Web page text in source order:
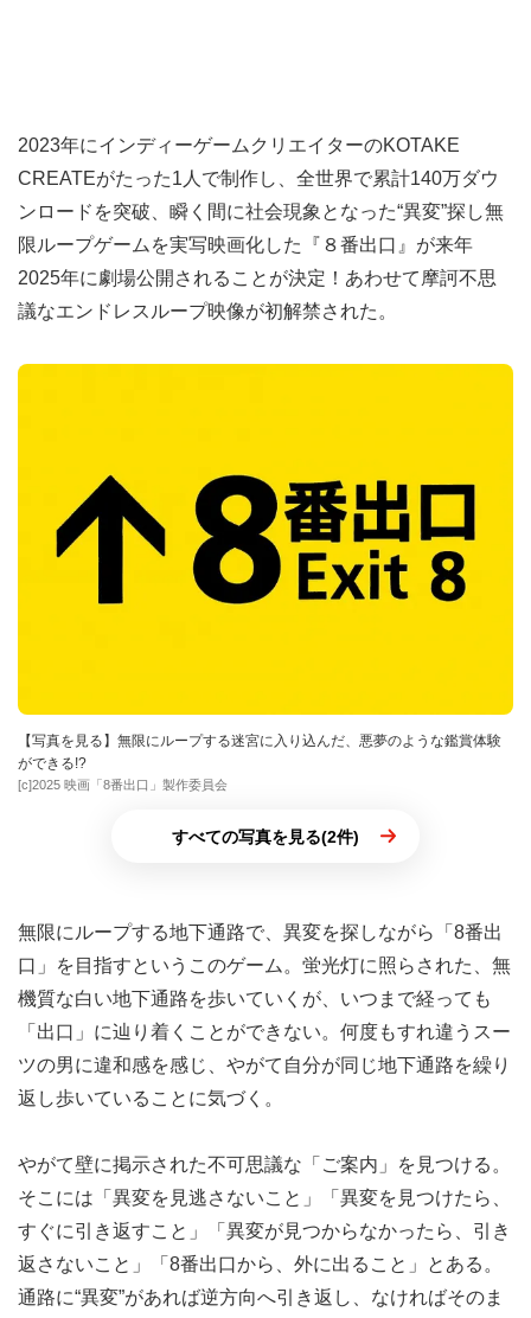
2023年にインディーゲームクリエイターのKOTAKE
CREATEがたった1人で制作し、全世界で累計140万ダウ
ンロードを突破、瞬く間に社会現象となった“異変”探し無
限ループゲームを実写映画化した『８番出口』が来年
2025年に劇場公開されることが決定！あわせて摩訶不思
議なエンドレスループ映像が初解禁された。
【写真を見る】無限にループする迷宮に入り込んだ、悪夢のような鑑賞体験
ができる!?
[c]2025 映画「8番出口」製作委員会
すべての写真を見る(2件)
無限にループする地下通路で、異変を探しながら「8番出
口」を目指すというこのゲーム。蛍光灯に照らされた、無
機質な白い地下通路を歩いていくが、いつまで経っても
「出口」に辿り着くことができない。何度もすれ違うスー
ツの男に違和感を感じ、やがて自分が同じ地下通路を繰り
返し歩いていることに気づく。
やがて壁に掲示された不可思議な「ご案内」を見つける。
そこには「異変を見逃さないこと」「異変を見つけたら、
すぐに引き返すこと」「異変が見つからなかったら、引き
返さないこと」「8番出口から、外に出ること」とある。
通路に“異変”があれば逆方向へ引き返し、なければそのま